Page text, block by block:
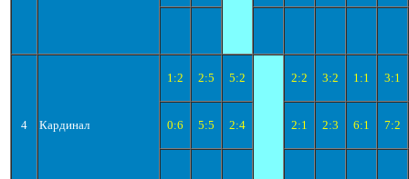
4 Кардинал
1:2 2:5 5:2 2:2 3:2 1:1 3:1
0:6 5:5 2:4 2:1 2:3 6:1 7:2